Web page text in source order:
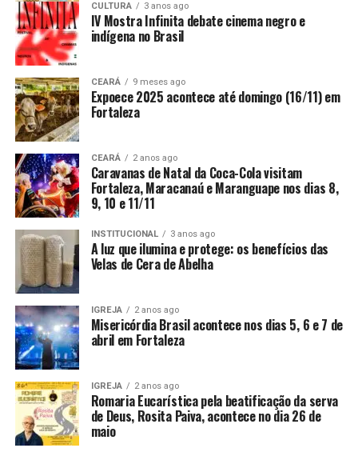
CULTURA 3 anos ago
IV Mostra Infinita debate cinema negro e
indígena no Brasil
CEARÁ 9 meses ago
Expoece 2025 acontece até domingo (16/11) em
Fortaleza
CEARÁ 2 anos ago
Caravanas de Natal da Coca-Cola visitam
Fortaleza, Maracanaú e Maranguape nos dias 8,
9, 10 e 11/11
INSTITUCIONAL 3 anos ago
A luz que ilumina e protege: os benefícios das
Velas de Cera de Abelha
IGREJA 2 anos ago
Misericórdia Brasil acontece nos dias 5, 6 e 7 de
abril em Fortaleza
IGREJA 2 anos ago
Romaria Eucarística pela beatificação da serva
de Deus, Rosita Paiva, acontece no dia 26 de
maio